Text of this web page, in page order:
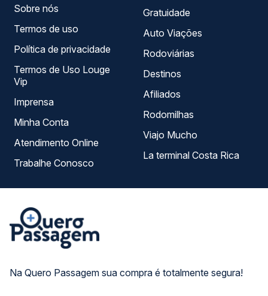
Na Quero Passagem sua compra é totalmente segura!
Sobre nós
Termos de uso
Política de privacidade
Termos de Uso Louge
Vip
Imprensa
Minha Conta
Atendimento Online
Trabalhe Conosco
Gratuidade
Auto Viações
Rodoviárias
Destinos
Afiliados
Rodomilhas
Viajo Mucho
La terminal Costa Rica